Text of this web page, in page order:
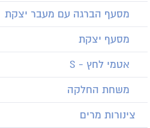
מסעף הברגה עם מעבר יצקת
מסעף יצקת
אטמי לחץ - S
משחת החלקה
צינורות מרים